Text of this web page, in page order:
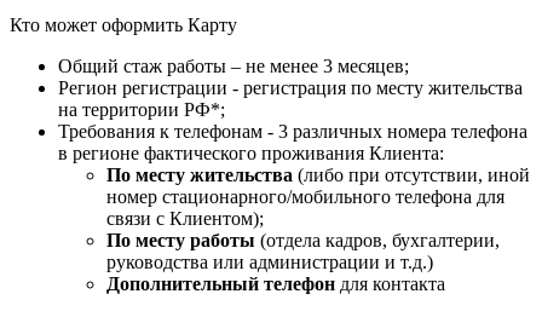
Кто может оформить Карту
Общий стаж работы – не менее 3 месяцев;
Регион регистрации - регистрация по месту жительства
на территории РФ*;
Требования к телефонам - 3 различных номера телефона
в регионе фактического проживания Клиента:
По месту жительства (либо при отсутствии, иной
номер стационарного/мобильного телефона для
связи с Клиентом);
По месту работы (отдела кадров, бухгалтерии,
руководства или администрации и т.д.)
Дополнительный телефон для контакта